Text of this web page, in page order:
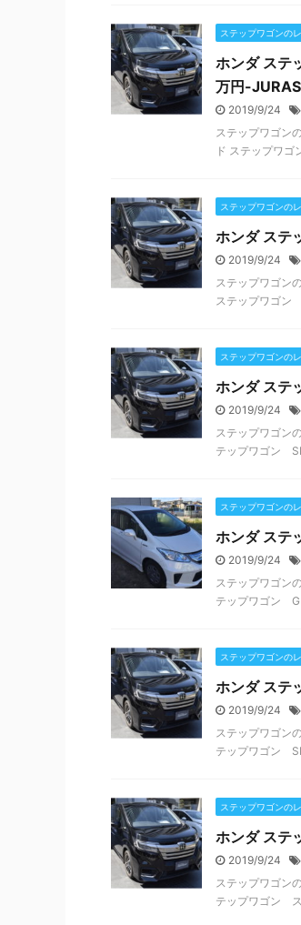
ステップワゴンの
ホンダ ステ
万円-
2019/9/24
ステップワゴン
ド ステップワ
ステップワゴンの
ホンダ ステ
2019/9/24
ステップワゴン
ステップワゴン
ステップワゴンの
ホンダ ステ
2019/9/24
ステップワゴン
テップワゴン
ステップワゴンの
ホンダ ステ
2019/9/24
ステップワゴン
テップワゴン G
ステップワゴンの
ホンダ ステ
2019/9/24
ステップワゴン
テップワゴン
ステップワゴンの
ホンダ ステ
2019/9/24
ステップワゴン
テップワゴン